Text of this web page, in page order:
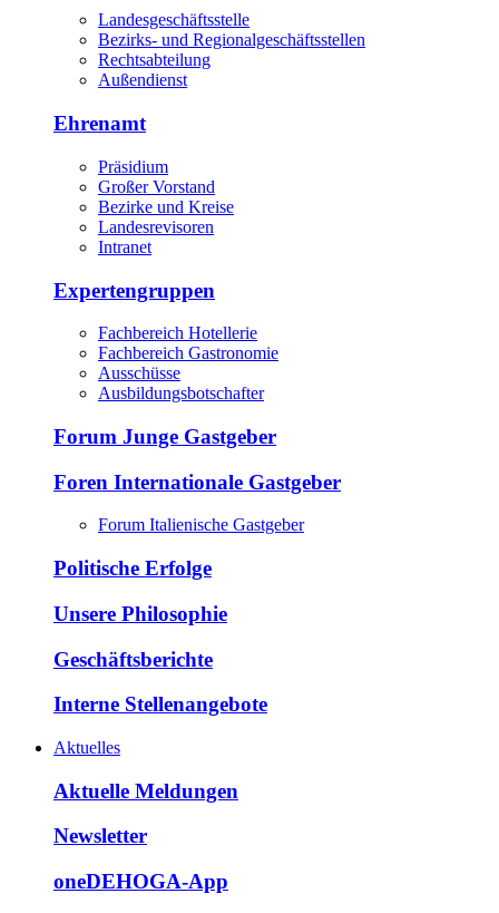
Landesgeschäftsstelle
Bezirks- und Regionalgeschäftsstellen
Rechtsabteilung
Außendienst
Ehrenamt
Präsidium
Großer Vorstand
Bezirke und Kreise
Landesrevisoren
Intranet
Expertengruppen
Fachbereich Hotellerie
Fachbereich Gastronomie
Ausschüsse
Ausbildungsbotschafter
Forum Junge Gastgeber
Foren Internationale Gastgeber
Forum Italienische Gastgeber
Politische Erfolge
Unsere Philosophie
Geschäftsberichte
Interne Stellenangebote
Aktuelles
Aktuelle Meldungen
Newsletter
oneDEHOGA-App